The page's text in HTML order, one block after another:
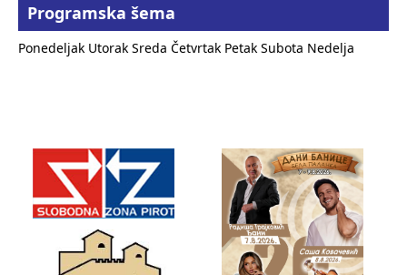
Programska šema
Ponedeljak Utorak Sreda Četvrtak Petak Subota Nedelja